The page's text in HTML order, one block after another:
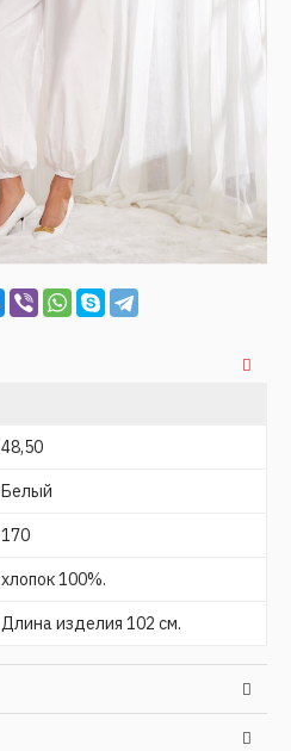
48,50
Белый
170
хлопок 100%.
Длина изделия 102 см.